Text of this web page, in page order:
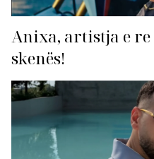
Anixa, artistja e re
skenës!